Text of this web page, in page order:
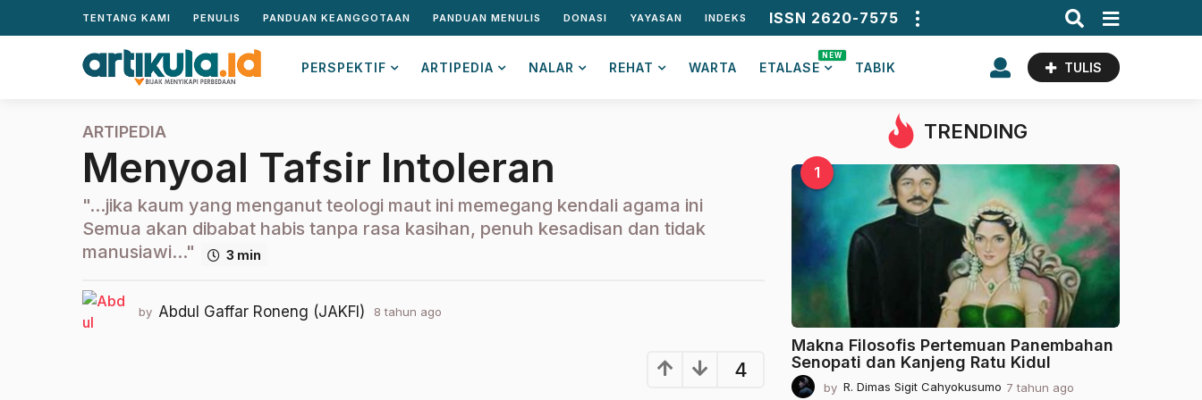
TENTANG KAMI PENULIS PANDUAN KEANGGOTAAN PANDUAN MENULIS DONASI YAYASAN INDEKS ISSN 2620-7575
PERSPEKTIF ARTIPEDIA NALAR REHAT WARTA ETALASE
NEW
TABIK TULIS
8
t
h
u
n
a
o
2
ARTIPEDIA
Menyoal Tafsir Intoleran
"...jika kaum yang menganut teologi maut ini memegang kendali agama ini
Semua akan dibabat habis tanpa rasa kasihan, penuh kesadisan dan tidak
manusiawi..."
3 min
by Abdul Gaffar Roneng (JAKFI) 8 tahun ago
4
TRENDING
1
Makna Filosofis Pertemuan Panembahan
Senopati dan Kanjeng Ratu Kidul
by R. Dimas Sigit Cahyokusumo 7 tahun ago